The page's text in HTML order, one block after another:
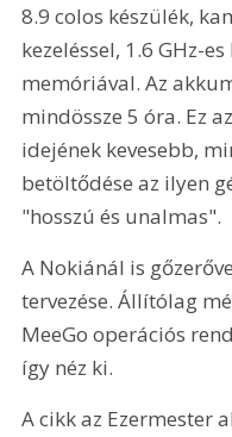
8.9 colos készülék,
kezeléssel, 1.6 GHz-
memóriával. Az
mindössze 5 óra. Ez
idejének kevesebb,
betöltődése az ilyen
"hosszú és unalmas".
A Nokiánál is
tervezése. Állítólag
MeeGo operációs
így néz ki.
A cikk az Ezermester